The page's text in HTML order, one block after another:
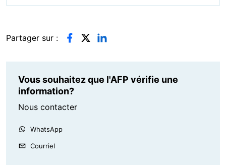
Partager sur :
Vous souhaitez que l'AFP vérifie une
information?
Nous contacter
WhatsApp
Courriel